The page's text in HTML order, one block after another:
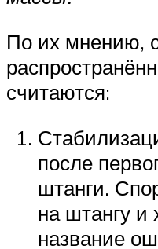
По их мнению,
считаются:
после
штанги.
на штангу и
название